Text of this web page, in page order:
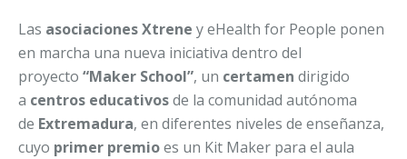
Las asociaciones Xtrene y eHealth for People ponen
en marcha una nueva iniciativa dentro del
proyecto “Maker School”, un certamen dirigido
a centros educativosde la comunidad autónoma
de Extremadura, en diferentes niveles de enseñanza,
cuyo primer premioes un Kit Maker para el aula